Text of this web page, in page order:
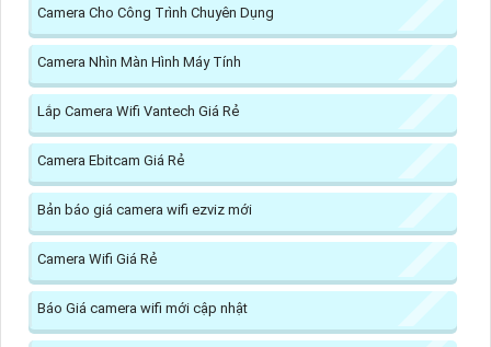
Camera Cho Công Trình Chuyên Dụng
Camera Nhìn Màn Hình Máy Tính
Lắp Camera Wifi Vantech Giá Rẻ
Camera Ebitcam Giá Rẻ
Bản báo giá camera wifi ezviz mới
Camera Wifi Giá Rẻ
Báo Giá camera wifi mới cập nhật